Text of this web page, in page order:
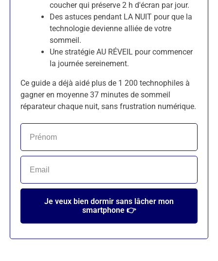
coucher qui préserve 2 h d'écran par jour.
Des astuces pendant LA NUIT pour que la
technologie devienne alliée de votre
sommeil.
Une stratégie AU RÉVEIL pour commencer
la journée sereinement.
Ce guide a déjà aidé plus de 1 200 technophiles à
gagner en moyenne 37 minutes de sommeil
réparateur chaque nuit, sans frustration numérique.
Je veux bien dormir sans lâcher mon
smartphone 👉